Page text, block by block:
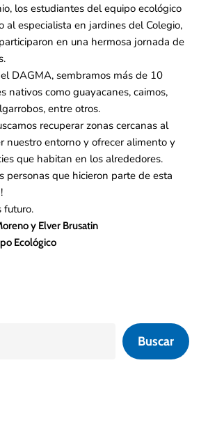
los estudiantes del equipo ecológico
al especialista en jardines del Colegio,
en una hermosa jornada de
DAGMA, sembramos más de 10
nativos como guayacanes, caimos,
entre otros.
recuperar zonas cercanas al
nuestro entorno y ofrecer alimento y
que habitan en los alrededores.
personas que hicieron parte de esta
futuro.
y Elver Brusatin
Ecológico
Buscar